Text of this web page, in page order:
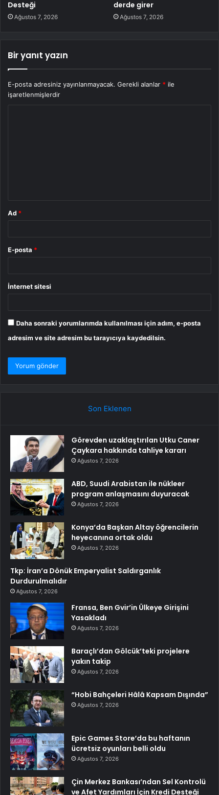
Desteği
Ağustos 7, 2026
derde girer
Ağustos 7, 2026
Bir yanıt yazın
E-posta adresiniz yayınlanmayacak. Gerekli alanlar * ile
işaretlenmişlerdir
Ad *
E-posta *
İnternet sitesi
Daha sonraki yorumlarımda kullanılması için adım, e-posta
adresim ve site adresim bu tarayıcıya kaydedilsin.
Son Eklenen
Görevden uzaklaştırılan Utku Caner
Çaykara hakkında tahliye kararı
Ağustos 7, 2026
ABD, Suudi Arabistan ile nükleer
program anlaşmasını duyuracak
Ağustos 7, 2026
Konya’da Başkan Altay öğrencilerin
heyecanına ortak oldu
Ağustos 7, 2026
Tkp: İran’a Dönük Emperyalist Saldırganlık
Durdurulmalıdır
Ağustos 7, 2026
Fransa, Ben Gvir’in Ülkeye Girişini
Yasakladı
Ağustos 7, 2026
Baraçlı’dan Gölcük’teki projelere
yakın takip
Ağustos 7, 2026
“Hobi Bahçeleri Hâlâ Kapsam Dışında”
Ağustos 7, 2026
Epic Games Store’da bu haftanın
ücretsiz oyunları belli oldu
Ağustos 7, 2026
Çin Merkez Bankası’ndan Sel Kontrolü
ve Afet Yardımları İçin Kredi Desteği